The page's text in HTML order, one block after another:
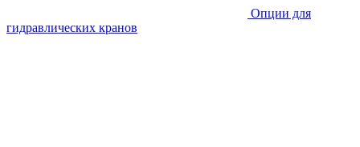
Опции для
гидравлических кранов